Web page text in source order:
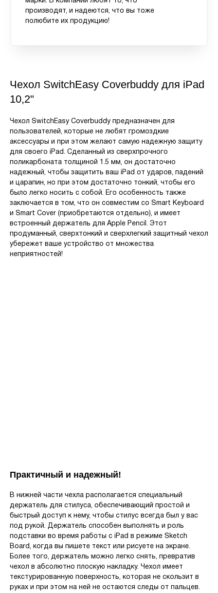
производят, и надеются, что вы тоже
полюбите их продукцию!
Чехол SwitchEasy Coverbuddy для iPad
10,2"
Чехол SwitchEasy Coverbuddy предназначен для
пользователей, которые не любят громоздкие
аксессуары и при этом желают самую надежную защиту
для своего iPad. Сделанный из сверхпрочного
поликарбоната толщиной 1.5 мм, он достаточно
надежный, чтобы защитить ваш iPad от ударов, падений
и царапин, но при этом достаточно тонкий, чтобы его
было легко носить с собой. Его особенность также
заключается в том, что он совместим со Smart Keyboard
и Smart Cover (приобретаются отдельно), и имеет
встроенный держатель для Apple Pencil. Этот
продуманный, сверхтонкий и сверхлегкий защитный чехол
убережет ваше устройство от множества
неприятностей!
Практичный и надежный!
В нижней части чехла располагается специальный
держатель для стилуса, обеспечивающий простой и
быстрый доступ к нему, чтобы стилус всегда был у вас
под рукой. Держатель способен выполнять и роль
подставки во время работы с iPad в режиме Sketch
Board, когда вы пишете текст или рисуете на экране.
Более того, держатель можно легко снять, превратив
чехол в абсолютно плоскую накладку. Чехол имеет
текстурированную поверхность, которая не скользит в
руках и при этом на ней не остаются следы от пальцев.